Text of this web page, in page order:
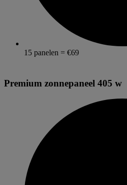
15 panelen = €69
Premium zonnepaneel 405 w